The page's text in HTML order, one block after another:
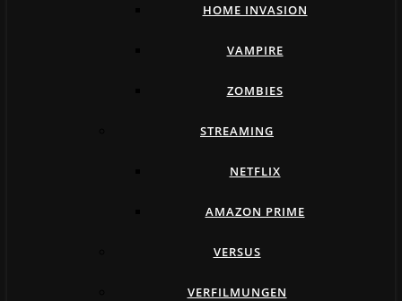
HOME INVASION
VAMPIRE
ZOMBIES
STREAMING
NETFLIX
AMAZON PRIME
VERSUS
VERFILMUNGEN